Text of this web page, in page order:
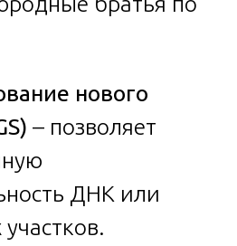
нового
– позволяет
ДНК или